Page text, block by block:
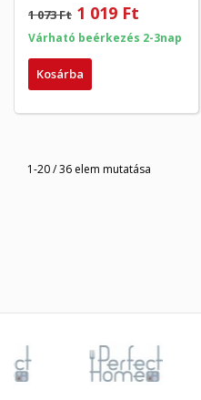
1 073 Ft 1 019 Ft
Várható beérkezés 2-3nap
Kosárba
1-20 / 36 elem mutatása